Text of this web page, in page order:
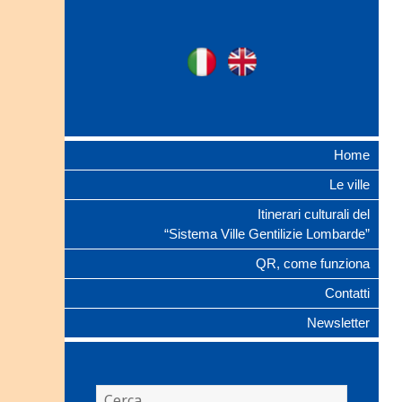
Ville Gentilizie
Ita
Home
Le ville
Itinerari culturali del
“Sistema Ville Gentilizie Lombarde”
QR, come funziona
Contatti
Newsletter
Ricerca